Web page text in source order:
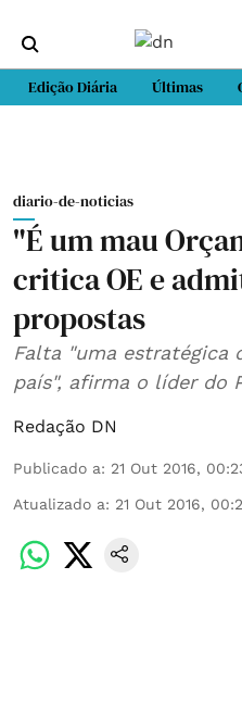
Edição Diária Últimas
diario-de-noticias
"É um mau
critica OE e
propostas
Falta "uma estratégica
país", afirma o líder do
Redação DN
Publicado a: 21 Out 2016,
Atualizado a: 21 Out 2016,